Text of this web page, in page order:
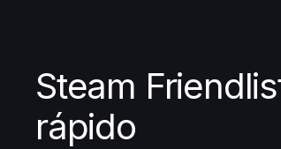
Steam
rápido